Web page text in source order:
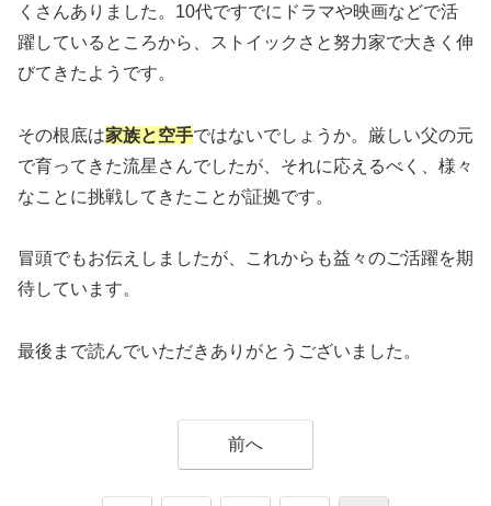
くさんありました。10代ですでにドラマや映画などで活
躍しているところから、ストイックさと努力家で大きく伸
びてきたようです。
その根底は家族と空手ではないでしょうか。厳しい父の元
で育ってきた流星さんでしたが、それに応えるべく、様々
なことに挑戦してきたことが証拠です。
冒頭でもお伝えしましたが、これからも益々のご活躍を期
待しています。
最後まで読んでいただきありがとうございました。
前へ